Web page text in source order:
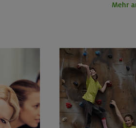
indoor
Klettern indoor
und Taktikcoaching indoor
Mehr